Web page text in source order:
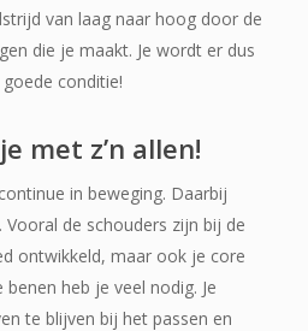
van laag naar hoog door de
die je maakt. Je wordt er dus
conditie!
met z’n allen!
in beweging. Daarbij
Vooral de schouders zijn bij de
ontwikkeld, maar ook je core
heb je veel nodig. Je
te blijven bij het passen en